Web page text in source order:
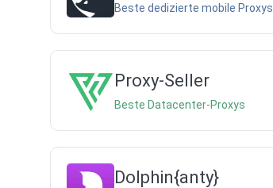
Beste dedizierte mobile Proxys
Proxy-Seller
Beste Datacenter-Proxys
Dolphin{anty}